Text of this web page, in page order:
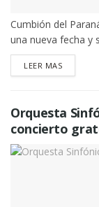
Cumbión del
una nueva fecha y
LEER MASDETAILS
Orquesta
concierto